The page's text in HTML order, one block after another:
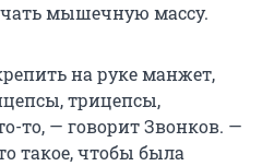
мышечную массу.
на руке манжет,
трицепсы,
то, — говорит Звонков. —
такое, чтобы была